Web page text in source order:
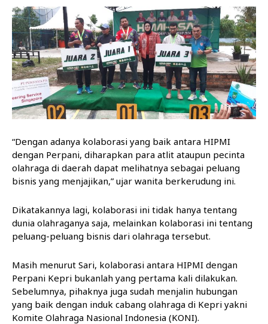
“Dengan adanya kolaborasi yang baik antara HIPMI
dengan Perpani, diharapkan para atlit ataupun pecinta
olahraga di daerah dapat melihatnya sebagai peluang
bisnis yang menjajikan,” ujar wanita berkerudung ini.
Dikatakannya lagi, kolaborasi ini tidak hanya tentang
dunia olahraganya saja, melainkan kolaborasi ini tentang
peluang-peluang bisnis dari olahraga tersebut.
Masih menurut Sari, kolaborasi antara HIPMI dengan
Perpani Kepri bukanlah yang pertama kali dilakukan.
Sebelumnya, pihaknya juga sudah menjalin hubungan
yang baik dengan induk cabang olahraga di Kepri yakni
Komite Olahraga Nasional Indonesia (KONI).